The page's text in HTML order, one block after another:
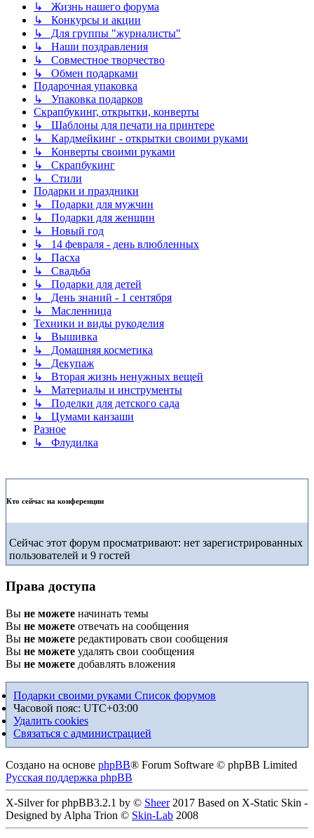
↳ Жизнь нашего форума
↳ Конкурсы и акции
↳ Для группы "журналисты"
↳ Наши поздравления
↳ Совместное творчество
↳ Обмен подарками
Подарочная упаковка
↳ Упаковка подарков
Скрапбукинг, открытки, конверты
↳ Шаблоны для печати на принтере
↳ Кардмейкинг - открытки своими руками
↳ Конверты своими руками
↳ Скрапбукинг
↳ Стили
Подарки и праздники
↳ Подарки для мужчин
↳ Подарки для женщин
↳ Новый год
↳ 14 февраля - день влюбленных
↳ Пасха
↳ Свадьба
↳ Подарки для детей
↳ День знаний - 1 сентября
↳ Масленница
Техники и виды рукоделия
↳ Вышивка
↳ Домашняя косметика
↳ Декупаж
↳ Вторая жизнь ненужных вещей
↳ Материалы и инструменты
↳ Поделки для детского сада
↳ Цумами канзаши
Разное
↳ Флудилка
Кто сейчас на конференции
Сейчас этот форум просматривают: нет зарегистрированных
пользователей и 9 гостей
Права доступа
Вы не можете начинать темы
Вы не можете отвечать на сообщения
Вы не можете редактировать свои сообщения
Вы не можете удалять свои сообщения
Вы не можете добавлять вложения
Подарки своими руками Список форумов
Часовой пояс: UTC+03:00
Удалить cookies
Связаться с администрацией
Создано на основе phpBB® Forum Software © phpBB Limited
Русская поддержка phpBB
X-Silver for phpBB3.2.1 by © Sheer2017 Based on X-Static Skin -
Designed by Alpha Trion © Skin-Lab 2008